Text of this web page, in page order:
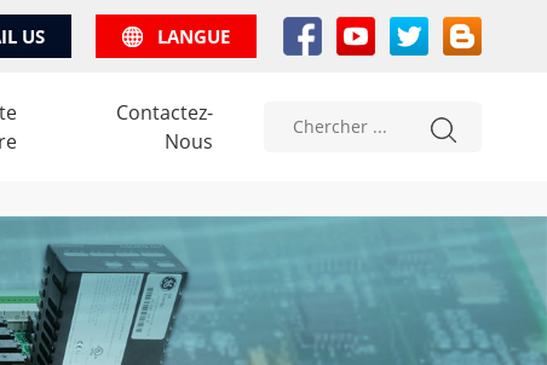
US LANGUE
Contactez-
Nous